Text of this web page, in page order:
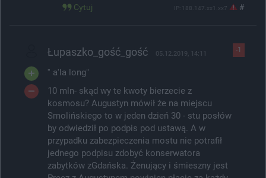
Cytuj IP: 188.147.xx1.xx7 #
-1
Łupaszko_gość_gość 05.12.2019, 14:11
'' a'la long"
10 mln- skąd wy te kwoty bierzecie z
kosmosu? Augustyn mówił że na miejscu
Smolińskiego to w jeden dzień 30 - stu posłów
by odwiedził po podpis pod ustawą. A w
przypadku zabezpieczenia mostu nie potrafił
jednego podpisu zdobyć konserwatora
zabytków zGdańska. Żenujący i śmieszny jest